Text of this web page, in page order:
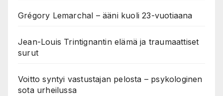
Grégory Lemarchal – ääni kuoli 23-vuotiaana
Jean-Louis Trintignantin elämä ja traumaattiset
surut
Voitto syntyi vastustajan pelosta – psykologinen
sota urheilussa